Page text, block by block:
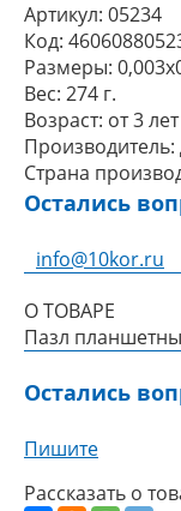
Артикул: 05234
Код:
Размеры:
Вес: 274 г.
Возраст: от 3 лет
Производитель:
Страна
Остались
info@10kor.ru
О ТОВАРЕ
Пазл
Остались
Пишите
Рассказать о